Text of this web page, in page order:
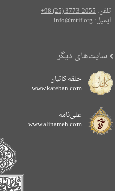
تلفن:+98 (25) 3773-2055
ایمیل:info@mtif.org
سایت‌های دیگر
حلقه کاتبان
www.kateban.com
علی‌نامه
www.alinameh.com